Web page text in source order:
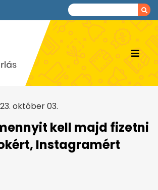
október 03.
kell majd fizetni
Instagramért